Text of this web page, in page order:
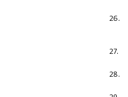
26.
27.
28.